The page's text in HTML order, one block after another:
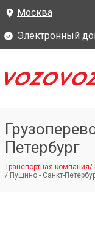
Москва
Электронный
Петербург
Транспортная компания/
/ Пущино - Санкт-